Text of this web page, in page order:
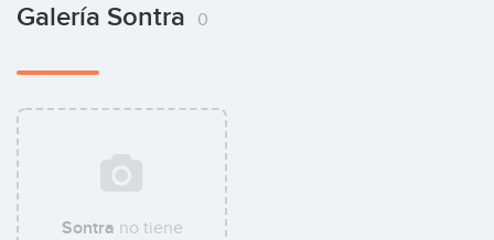
Galería Sontra 0
Sontra no tiene